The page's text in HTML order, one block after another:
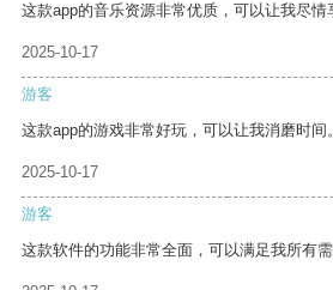
这款app的音乐资源非常优质，可以让我尽情
2025-10-17
游客
这款app的游戏非常好玩，可以让我消磨时间。
2025-10-17
游客
这款软件的功能非常全面，可以满足我所有需